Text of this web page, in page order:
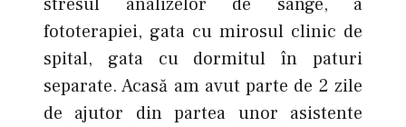
stresul analizelor de sânge, a
fototerapiei, gata cu mirosul clinic de
spital, gata cu dormitul în paturi
separate. Acasă am avut parte de 2 zile
de ajutor din partea unor asistente